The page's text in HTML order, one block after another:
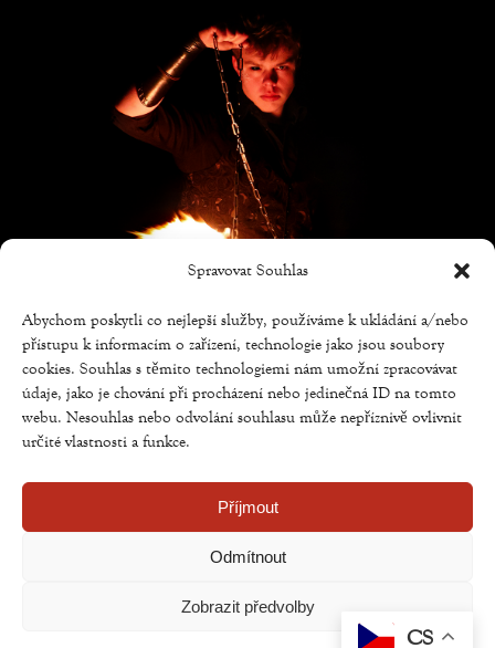
Spravovat Souhlas
Abychom poskytli co nejlepší služby, používáme k ukládání a/nebo
přístupu k informacím o zařízení, technologie jako jsou soubory
cookies. Souhlas s těmito technologiemi nám umožní zpracovávat
údaje, jako je chování při procházení nebo jedinečná ID na tomto
webu. Nesouhlas nebo odvolání souhlasu může nepříznivě ovlivnit
určité vlastnosti a funkce.
Příjmout
Odmítnout
Zobrazit předvolby
CS